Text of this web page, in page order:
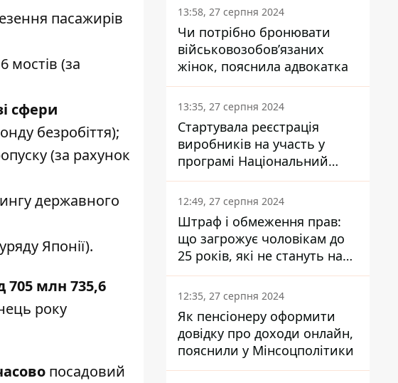
пасажирів
мостів (за
сфери
безробіття);
(за рахунок
державного
Японії).
705 млн 735,6
року
посадовий
13:58, 27 серпня 2024
Чи потрібно бронювати
військовозобов’язаних
жінок, пояснила адвокатка
13:35, 27 серпня 2024
Стартувала реєстрація
виробників на участь у
програмі Національний
кешбек: як це зробити
через портал Дія
12:49, 27 серпня 2024
Штраф і обмеження прав:
що загрожує чоловікам до
25 років, які не стануть на
військовий облік
12:35, 27 серпня 2024
Як пенсіонеру оформити
довідку про доходи онлайн,
пояснили у Мінсоцполітики